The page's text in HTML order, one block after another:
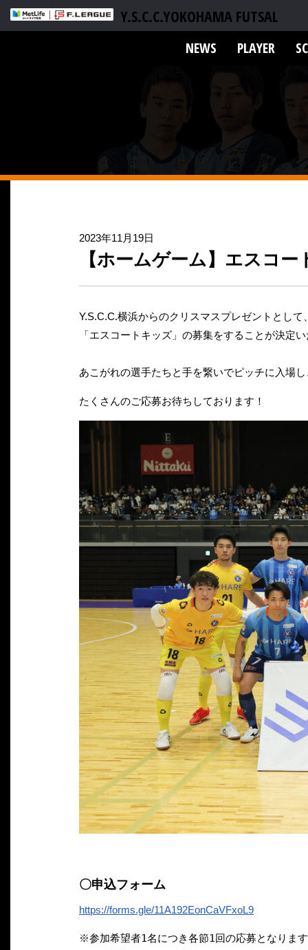
Y.S.C.C.YOKOHAMA FUTSAL
NEWS PLAYER
2023年11月19日
【ホームゲーム】エスコ
Y.S.C.C.横浜からのクリスマスプレゼントとし
「エスコートキッズ」の募集をすることが決定
あこがれの選手たちと手を繋いでピッチに入場
たくさんのご応募お待ちしております！
〇申込フォーム
https://forms.gle/11A192EonCaVFxoL9
※参加希望者1名につき各節1回の応募となりま